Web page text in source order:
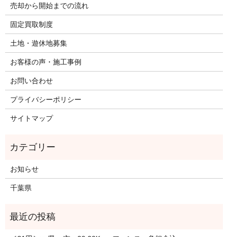
売却から開始までの流れ
固定買取制度
土地・遊休地募集
お客様の声・施工事例
お問い合わせ
プライバシーポリシー
サイトマップ
お知らせ
千葉県